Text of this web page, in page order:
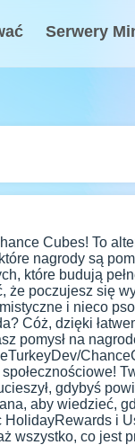
Serwery
Cubes! To
nagrody są
które budują
że poczujesz się
i nieco
Cóż, dzięki
pomysł na
gdybyś
aby wiedzieć,
HolidayRewards i
wszystko, co jest